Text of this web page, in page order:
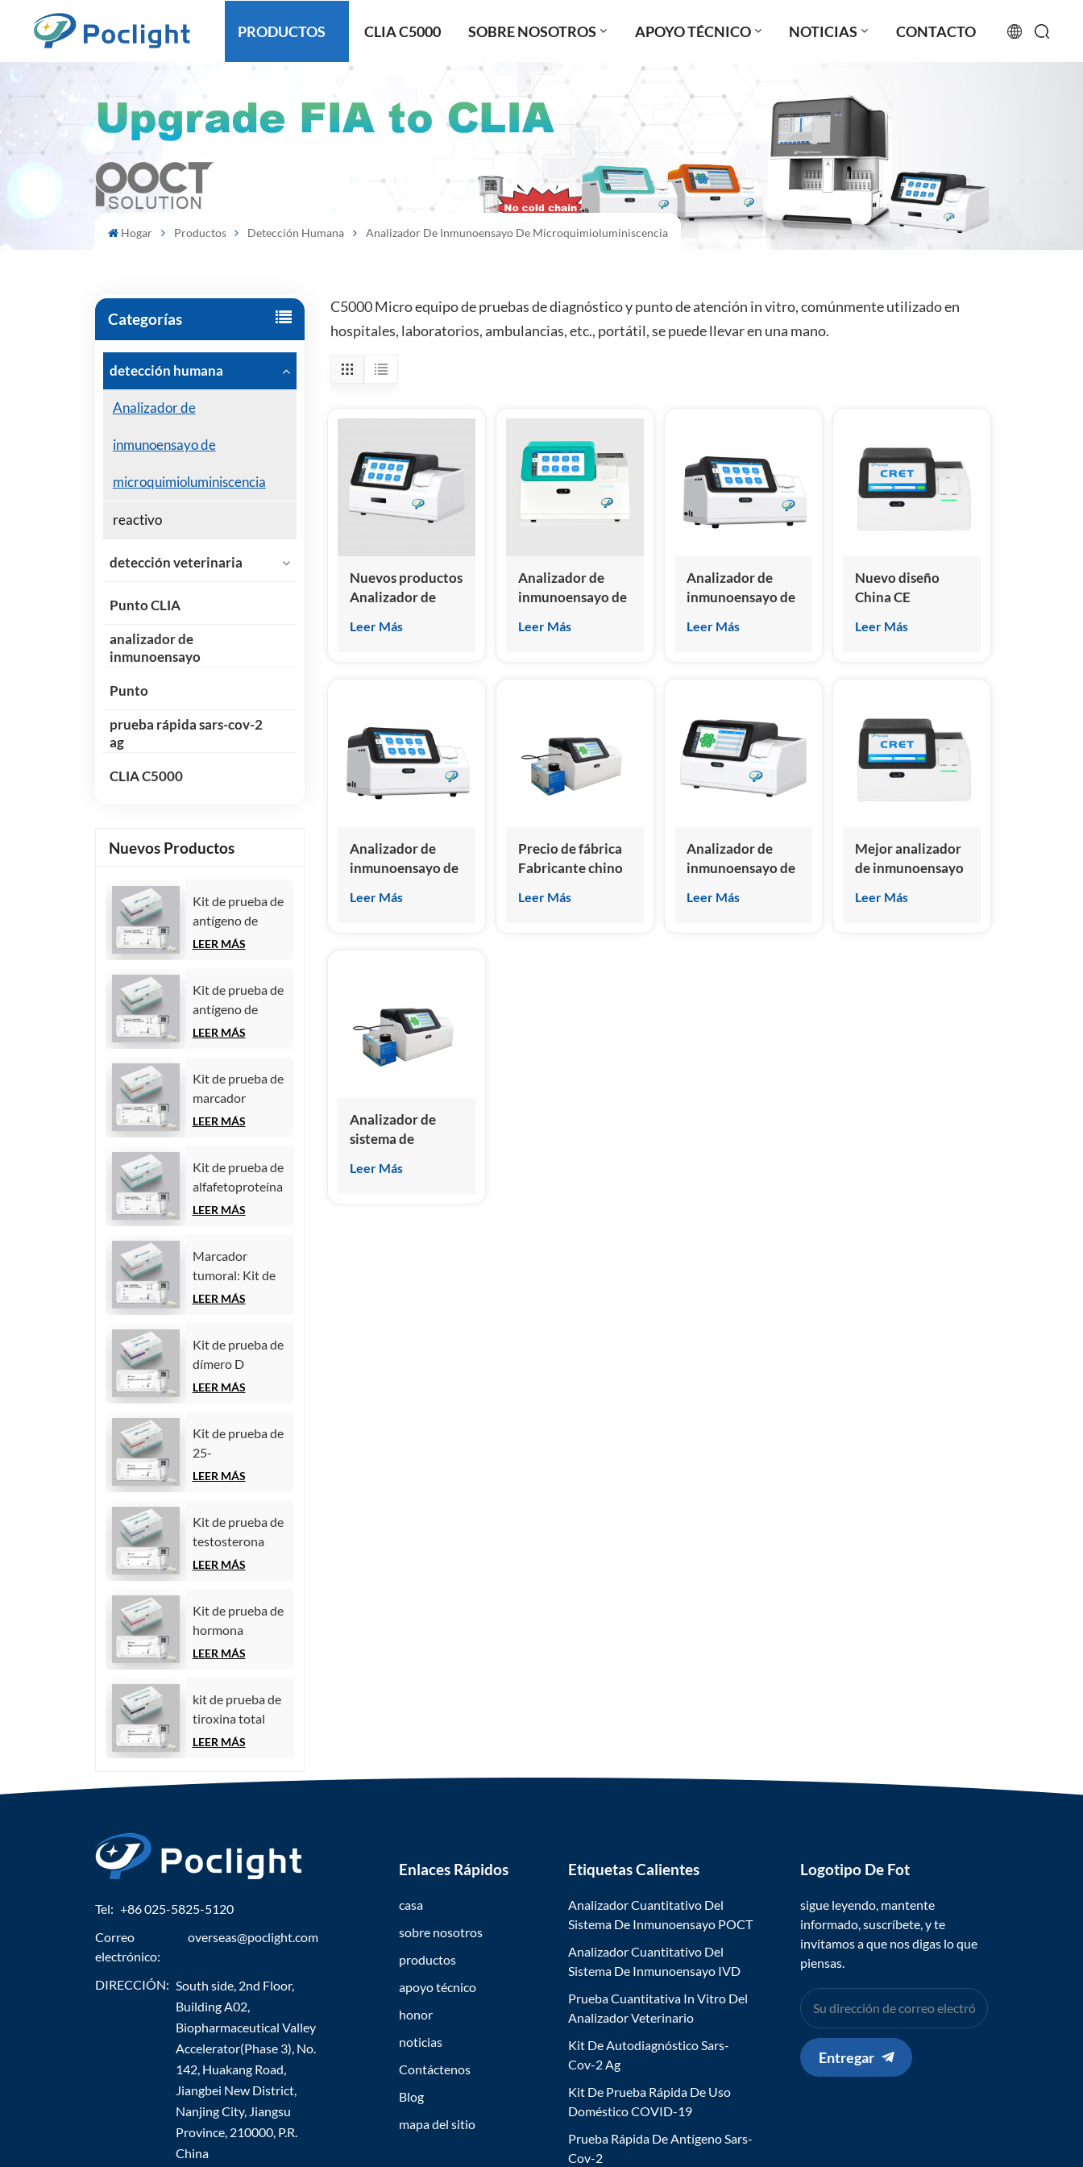
PRODUCTOS CLIA C5000 SOBRE NOSOTROS APOYO TÉCNICO NOTICIAS CONTACTO
русский
español
日本語
Hogar Productos Detección Humana Analizador De Inmunoensayo De Microquimioluminiscencia
Categorías
detección humana
Analizador de
inmunoensayo de
microquimioluminiscencia
reactivo
detección veterinaria
Punto CLIA
analizador de
inmunoensayo
Punto
prueba rápida sars-cov-2
ag
CLIA C5000
Nuevos Productos
Kit de prueba de
antígeno de
carbohidratos
de
quimioluminiscencia
homogénea)
LEER MÁS
Kit de prueba de
antígeno de
carbohidratos
de
quimioluminiscencia
homogénea)
LEER MÁS
Kit de prueba de
marcador
tumoral
citoqueratina 19)
(inmunoensayo
de
homogénea)
LEER MÁS
Kit de prueba de
alfafetoproteína
(AFP) (marcador
de
quimioluminiscencia
homogénea)
LEER MÁS
Marcador
tumoral: Kit de
prueba de
(CEA)
(inmunoensayo
de
homogénea)
LEER MÁS
Kit de prueba de
dímero D
(inmunoensayo
homogénea)
LEER MÁS
Kit de prueba de
25-
hidroxivitamina
de
quimioluminiscencia
homogénea))
LEER MÁS
Kit de prueba de
testosterona
(inmunoensayo
LEER MÁS
Kit de prueba de
hormona
estimulante del
LEER MÁS
kit de prueba de
tiroxina total
(TT4)
LEER MÁS
C5000 Micro equipo de pruebas de diagnóstico y punto de atención in vitro, comúnmente utilizado en
hospitales, laboratorios, ambulancias, etc., portátil, se puede llevar en una mano.
Nuevos productos
Analizador de
quimioluminiscencia
Leer Más
Analizador de
inmunoensayo de
micro homogéneo
Leer Más
Analizador de
inmunoensayo de
(CLIA) aprobado
Leer Más
Nuevo diseño
China CE
analizador de
Leer Más
Analizador de
inmunoensayo de
seco, fabricante
Leer Más
Precio de fábrica
Fabricante chino
inmunoensayo de
Leer Más
Analizador de
inmunoensayo de
seco original de
Leer Más
Mejor analizador
de inmunoensayo
Analizador de
Leer Más
Analizador de
sistema de
quimioluminiscencia
Leer Más
Tel: +86 025-5825-5120
Correo
electrónico:
overseas@poclight.com
DIRECCIÓN: South side, 2nd Floor,
Building A02,
Biopharmaceutical Valley
Accelerator(Phase 3), No.
142, Huakang Road,
Jiangbei New District,
Nanjing City, Jiangsu
Province, 210000, P.R.
China
Enlaces Rápidos
casa
sobre nosotros
productos
apoyo técnico
honor
noticias
Contáctenos
Blog
mapa del sitio
Etiquetas Calientes
Analizador Cuantitativo Del
Sistema De Inmunoensayo POCT
Analizador Cuantitativo Del
Sistema De Inmunoensayo IVD
Prueba Cuantitativa In Vitro Del
Analizador Veterinario
Kit De Autodiagnóstico Sars-
Cov-2 Ag
Kit De Prueba Rápida De Uso
Doméstico COVID-19
Prueba Rápida De Antígeno Sars-
Cov-2
Logotipo De Fot
sigue leyendo, mantente
informado, suscríbete, y te
invitamos a que nos digas lo que
piensas.
Entregar